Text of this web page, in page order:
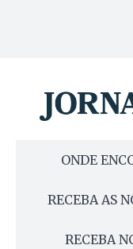
ONDE
RECEBA AS
RECEBA